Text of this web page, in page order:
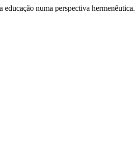
numa perspectiva hermenêutica.